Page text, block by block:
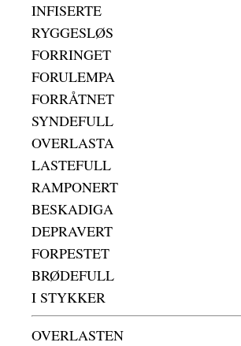
INFISERTE
RYGGESLØS
FORRINGET
FORULEMPA
FORRÅTNET
SYNDEFULL
OVERLASTA
LASTEFULL
RAMPONERT
BESKADIGA
DEPRAVERT
FORPESTET
BRØDEFULL
I STYKKER
OVERLASTEN